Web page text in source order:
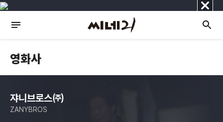
닫
기
영화사
쟈니브로스㈜
ZANYBROS